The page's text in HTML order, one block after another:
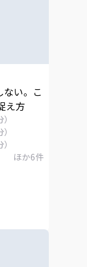
ない。こ
え方
ほか6件